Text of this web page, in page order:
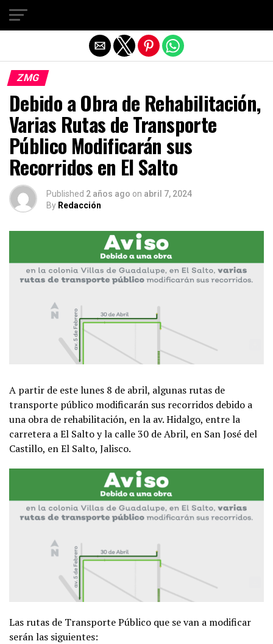
ZMG
Debido a Obra de Rehabilitación,
Varias Rutas de Transporte
Público Modificarán sus
Recorridos en El Salto
Published 2 años ago on abril 7, 2024
By Redacción
A partir de este lunes 8 de abril, algunas rutas de
transporte público modificarán sus recorridos debido a
una obra de rehabilitación, en la av. Hidalgo, entre la
carretera a El Salto y la calle 30 de Abril, en San José del
Castillo, en El Salto, Jalisco.
Las rutas de Transporte Público que se van a modificar
serán las siguientes: